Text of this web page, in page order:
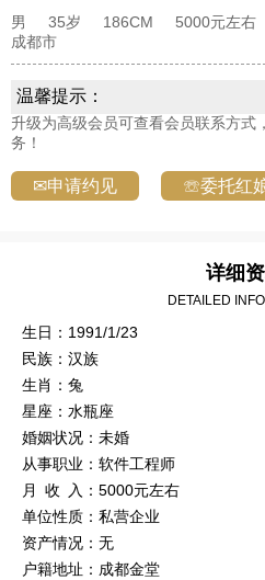
男 35岁 186CM 5000元左右
成都市
温馨提示：
升级为高级会员可查看会员联系方式
务！
✉申请约见 ☏委托红
详细
DETAILED
生日：1991/1/23
民族：汉族
生肖：兔
星座：水瓶座
婚姻状况：未婚
从事职业：软件工程师
月 收 入：5000元左右
单位性质：私营企业
资产情况：无
户籍地址：成都金堂